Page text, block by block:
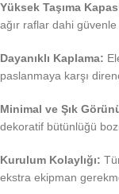
Yüksek Taşıma
ağır raflar dahi güvenle
Dayanıklı Kaplama:
paslanmaya karşı
Minimal ve Şık
dekoratif bütünlüğü
Kurulum Kolaylığı:
ekstra ekipman